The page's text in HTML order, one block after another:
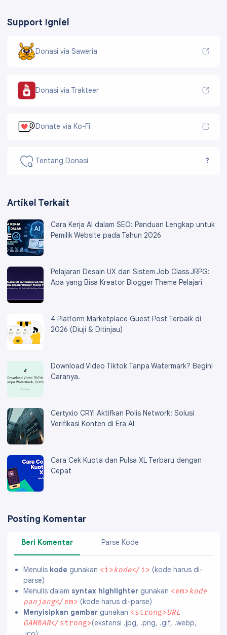
Support Igniel
Donasi via Saweria
Donasi via Trakteer
Donate via Ko-Fi
Tentang Donasi ?
Artikel Terkait
Cara Kerja AI dalam SEO: Panduan Lengkap untuk
Pemilik Website pada Tahun 2026
Pelajaran Desain UX dari Sistem Job Class JRPG:
Apa yang Bisa Kreator Blogger Theme Pelajari
4 Platform Marketplace Guest Post Terbaik di
2026 (Diuji & Ditinjau)
Download Video Tiktok Tanpa Watermark? Begini
Caranya.
Certyxio CRYI Aktifkan Polis Network: Solusi
Verifikasi Konten di Era AI
Cara Cek Kuota dan Pulsa XL Terbaru dengan
Cepat
Posting Komentar
Beri Komentar Parse Kode
Menulis kode gunakan <i>kode</i> (kode harus di-
parse)
Menulis dalam syntax highlightergunakan <em>kode
panjang</em> (kode harus di-parse)
Menyisipkan gambargunakan <strong>URL
GAMBAR</strong>(ekstensi .jpg, .png, .gif, .webp,